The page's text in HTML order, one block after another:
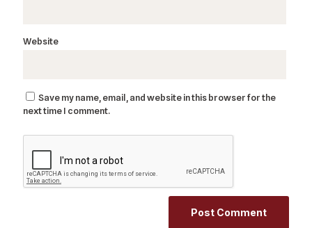
Website
Save my name, email, and website in this browser for the
next time I comment.